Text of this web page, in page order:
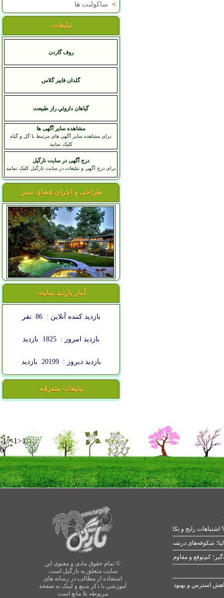
> ساکولنت ها
تبلیغات
روف گاردن
گلدان فایبر گلاس
گياهان داروئي راز طبيعت
مشاهده سایر آگهی ها
برای مشاهده سایر آگهی های مرتبط با گل و گیاه
کلیک نمایید
درج آگهی در سایت نارگیل
برای درج آگهی و تبلیغات در سایت نارگیل کلیک نمایید
طراحی و اجرای فضای سبز
آمار بازدید سایت
بازدید کننده آنلاین : 86 نفر
بازدید امروز : 1825 بازدید
بازدید دیروز : 20199 بازدید
تبلیغات متفرقه
-1>-1>1
0
© تمام حقوق مادی و معنوی این
سایت متعلق به نارگیل است.
استفاده از مطالب در رسانه های
آموزشی با ذکر منبع و لینک به صفحه
مربوطه بلا مانع است
رایج و نکات طلایی
شکوفه‌های درشت در بهار